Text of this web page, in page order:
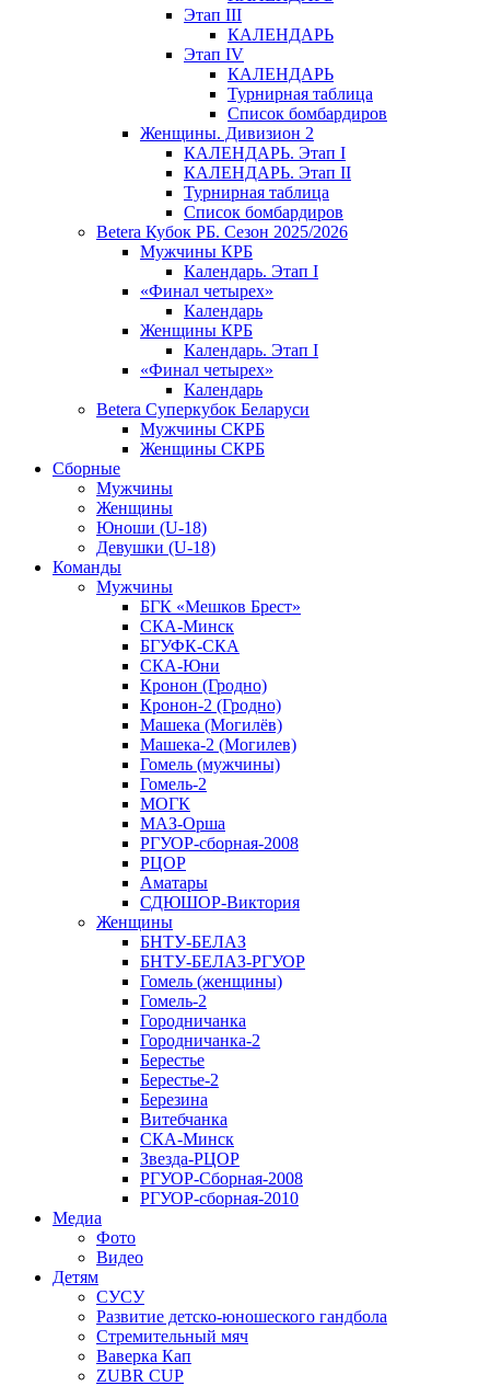
Этап III
КАЛЕНДАРЬ
Этап IV
КАЛЕНДАРЬ
Турнирная таблица
Список бомбардиров
Женщины. Дивизион 2
КАЛЕНДАРЬ. Этап I
КАЛЕНДАРЬ. Этап II
Турнирная таблица
Список бомбардиров
Betera Кубок РБ. Сезон 2025/2026
Мужчины КРБ
Календарь. Этап I
«Финал четырех»
Календарь
Женщины КРБ
Календарь. Этап I
«Финал четырех»
Календарь
Betera Суперкубок Беларуси
Мужчины СКРБ
Женщины СКРБ
Сборные
Мужчины
Женщины
Юноши (U-18)
Девушки (U-18)
Команды
Мужчины
БГК «Мешков Брест»
СКА-Минск
БГУФК-СКА
СКА-Юни
Кронон (Гродно)
Кронон-2 (Гродно)
Машека (Могилёв)
Машека-2 (Могилев)
Гомель (мужчины)
Гомель-2
МОГК
МАЗ-Орша
РГУОР-сборная-2008
РЦОР
Аматары
СДЮШОР-Виктория
Женщины
БНТУ-БЕЛАЗ
БНТУ-БЕЛАЗ-РГУОР
Гомель (женщины)
Гомель-2
Городничанка
Городничанка-2
Берестье
Берестье-2
Березина
Витебчанка
СКА-Минск
Звезда-РЦОР
РГУОР-Сборная-2008
РГУОР-сборная-2010
Медиа
Фото
Видео
Детям
СУСУ
Развитие детско-юношеского гандбола
Стремительный мяч
Ваверка Кап
ZUBR CUP